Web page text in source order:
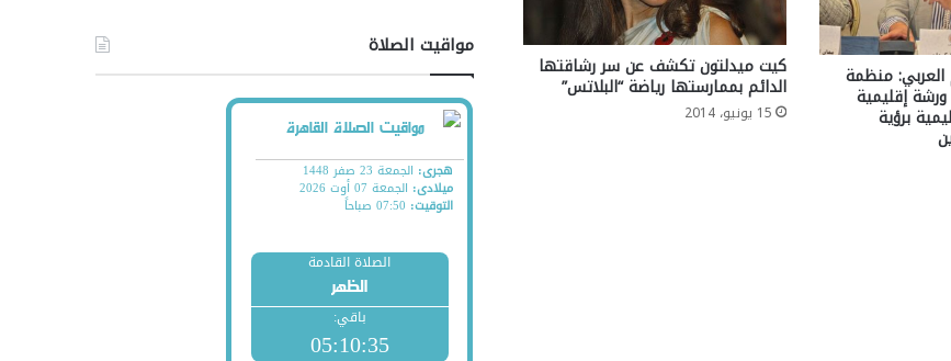
منظمة
ورشة إقليمية
برؤية
كيت ميدلتون تكشف عن سر رشاقتها
الدائم بممارستها رياضة “البلاتس”
15 يونيو، 2014
مواقيت الصلاة